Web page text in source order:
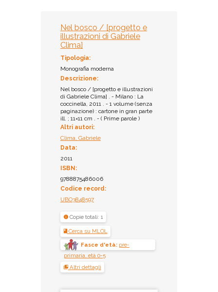
Nel bosco / [progetto e
illustrazioni di Gabriele
Clima]
Tipologia:
Monografia moderna
Descrizione:
Nel bosco / [progetto e illustrazioni
di Gabriele Clima] . - Milano : La
coccinella, 2011 . - 1 volume (senza
paginazione) : cartone in gran parte
ill. ; 11×11 cm . - ( Prime parole )
Altri autori:
Clima, Gabriele
Data:
2011
ISBN:
9788875486006
Codice record:
UBO3848597
Copie totali: 1
Cerca su MLOL
Fasce d'età: pre-
primaria, età 0-5
Altri dettagli